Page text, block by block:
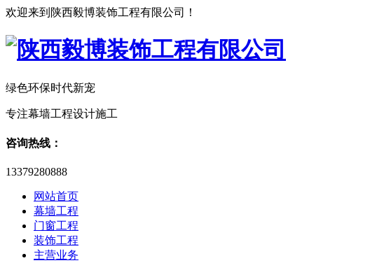
欢迎来到陕西毅博装饰工程有限公司！
绿色环保时代新宠
专注幕墙工程设计施工
咨询热线：
13379280888
网站首页
幕墙工程
门窗工程
装饰工程
主营业务